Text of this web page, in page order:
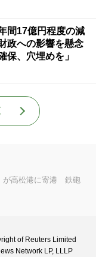
間17億円程度の減
政への影響を懸念
保、穴埋めを」
が高松港に寄港 鉄砲
of Reuters Limited
Network LP, LLLP